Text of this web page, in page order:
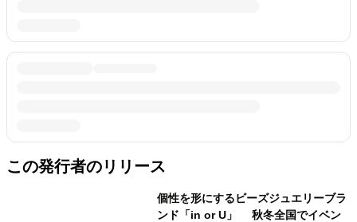
この発行者のリリース
個性を形にするビーズジュエリーブラ
ンド「in or U」 秋冬全国でイベン